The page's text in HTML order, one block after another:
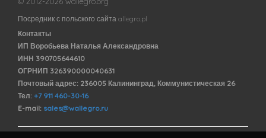
Посредник с польского сайта allegro.pl
Контакты
ИП Воробьева Наталья Александровна
ИНН 390705644610
ОГРНИП 326390000040631
Почтовый адрес: 236005 Калининград, Коммунистическая 26
Тел: +7 911 460-30-16
E-mail: sales@wallegro.ru